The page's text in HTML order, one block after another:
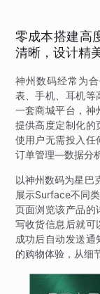
零成本搭建高
清晰，设计精
神州数码经常为
表、手机、耳机等
一套商城平台，神
提供高度定制化的
使用户无需投入
订单管理—数据分
以神州数码为星巴
展示Surface不同
页面浏览该产品的
写收货信息后就可
成功后自动发送
的购物体验，从细